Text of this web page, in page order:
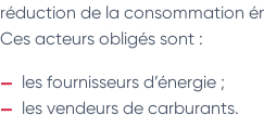
réduction de la consommation
Ces acteurs obligés sont :
les fournisseurs d’énergie ;
les vendeurs de carburants.